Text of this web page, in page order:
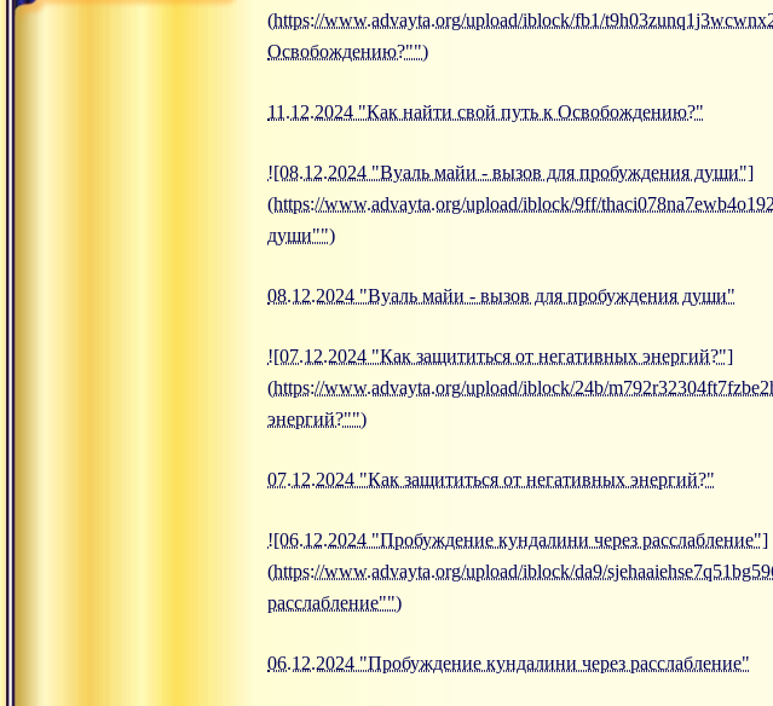
(https://www.advayta.org/upload/iblock/fb1/
Освобождению?"")
11.12.2024 "Как найти свой путь к Освобождению?"
![08.12.2024 "Вуаль майи - вызов для пробуждения души"]
(https://www.advayta.org/upload/iblock/9ff/
души"")
08.12.2024 "Вуаль майи - вызов для пробуждения души"
![07.12.2024 "Как защититься от негативных энергий?"]
(https://www.advayta.org/upload/iblock/24b/
энергий?"")
07.12.2024 "Как защититься от негативных энергий?"
![06.12.2024 "Пробуждение кундалини через расслабление"]
(https://www.advayta.org/upload/iblock/da9/
расслабление"")
06.12.2024 "Пробуждение кундалини через расслабление"